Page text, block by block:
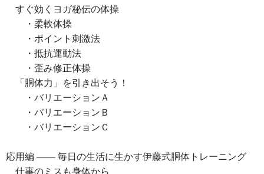
すぐ効くヨガ秘伝の体操
・柔軟体操
・ポイント刺激法
・抵抗運動法
・歪み修正体操
「胴体力」を引き出そう！
・バリエーションＡ
・バリエーションＢ
・バリエーションＣ
応用編 ―― 毎日の生活に生かす伊藤式胴体トレーニング
仕事のミスも身体から